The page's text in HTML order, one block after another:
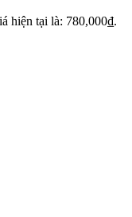
hiện tại là: 780,000₫.